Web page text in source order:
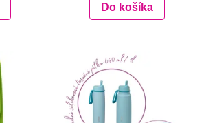
Do košíka